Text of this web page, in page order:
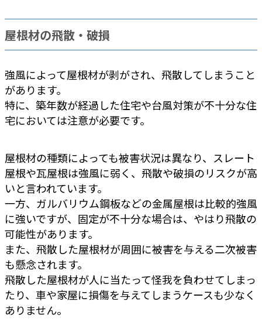
屋根材の飛散・破損
強風によって屋根材が剥がされ、飛散してしまうこと
があります。
特に、築年数が経過した住宅や台風対策が不十分な住
宅においては注意が必要です。
屋根材の種類によっても被害状況は異なり、スレート
屋根や瓦屋根は強風に弱く、飛散や破損のリスクが高
いと言われています。
一方、ガルバリウム鋼板などの金属屋根は比較的強風
に強いですが、固定が不十分な場合は、やはり飛散の
可能性があります。
また、飛散した屋根材が周囲に被害を与える二次被害
も懸念されます。
飛散した屋根材が人に当たって怪我を負わせてしまっ
たり、車や家屋に損傷を与えてしまうケースも少なく
ありません。